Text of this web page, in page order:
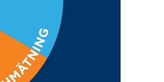
3 867 kr/mån
3 867 kr/mån
4 193 kr/mån